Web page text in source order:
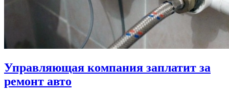
Управляющая компания заплатит за
ремонт авто